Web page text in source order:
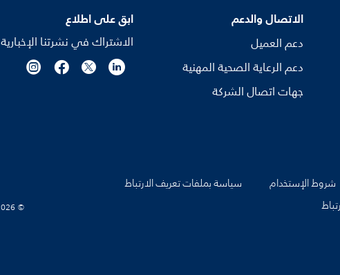
الاتصال والدعم
دعم العميل
دعم الرعاية الصحية المهنية
جهات اتصال الشركة
ابق على اطلاع
الاشتراك في نشرتنا الإخبارية
شروط الإستخدام
سياسة بملفات تعريف الارتباط
© Koninklijke Philips N.V., 2004 - 2026. كل الحقوق محفوظة.